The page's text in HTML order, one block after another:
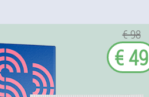
€ 98
€ 49